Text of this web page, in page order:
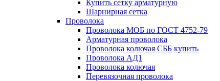
Купить сетку арматурную
Шарнирная сетка
Проволока
Проволока МОБ по ГОСТ 4752-79
Арматурная проволока
Проволока колючая СББ купить
Проволока АД1
Проволока колючая
Перевязочная проволока